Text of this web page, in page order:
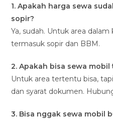
1. Apakah harga sewa
sopir?
Ya, sudah. Untuk area
termasuk sopir dan BBM.
2. Apakah bisa sewa
Untuk area tertentu bisa,
dan syarat dokumen.
3. Bisa nggak sewa mobil